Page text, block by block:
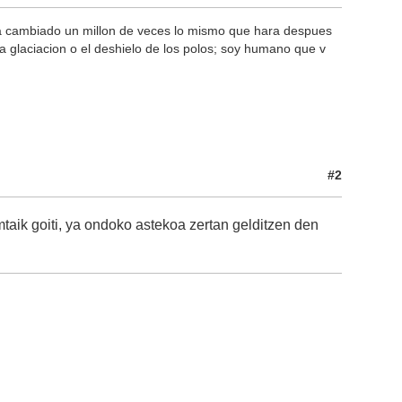
un millon de veces lo mismo que hara despues
o el deshielo de los polos; soy humano que v
#2
goiti, ya ondoko astekoa zertan gelditzen den